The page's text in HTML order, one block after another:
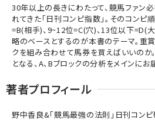
30年以上の長きにわたって、競馬ファン
れてきた「日刊コンピ指数」。そのコンピ
=B(相手)、9~12位=C(穴)、13位以下=D(
略のベースとするのが本書のテーマ。重
クを組み合わせて馬券を買えばいいのか
となる、A、Bブロックの分析をメインにお
著者プロフィール
野中香良&「競馬最強の法則」日刊コン